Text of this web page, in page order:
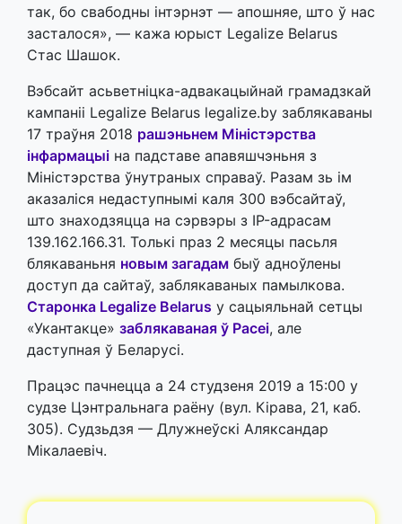
так, бо свабодны інтэрнэт — апошняе, што ў нас
засталося», — кажа юрыст Legalize Belarus
Стас Шашок.
Вэбсайт асьветніцка-адвакацыйнай грамадзкай
кампаніі Legalize Belarus legalize.by заблякаваны
17 траўня 2018 рашэньнем Міністэрства
інфармацыі на падставе апавяшчэньня з
Міністэрства ўнутраных справаў. Разам зь ім
аказаліся недаступнымі каля 300 вэбсайтаў,
што знаходзяцца на сэрвэры з IP-адрасам
139.162.166.31. Толькі праз 2 месяцы пасьля
блякаваньня новым загадам быў адноўлены
доступ да сайтаў, заблякаваных памылкова.
Старонка Legalize Belarus у сацыяльнай сетцы
«Укантакце» заблякаваная ў Расеі, але
даступная ў Беларусі.
Працэс пачнецца а 24 студзеня 2019 а 15:00 у
судзе Цэнтральнага раёну (вул. Кірава, 21, каб.
305). Судзьдзя — Длужнеўскі Аляксандар
Мікалаевіч.